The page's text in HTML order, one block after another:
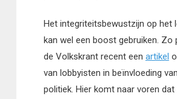
Het integriteitsbewustzijn op het
kan wel een boost gebruiken. Zo
de Volkskrant recent een artikel
van lobbyisten in beïnvloeding
politiek. Hier komt naar voren